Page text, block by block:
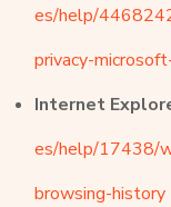
es/help/
privacy-
Internet
es/help/17438/
browsing-history